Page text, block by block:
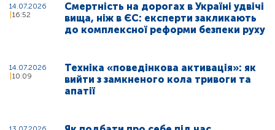
14.07.2026
16:52
Смертність на дорогах в Україні удвічі
вища, ніж в ЄС: експерти закликають
до комплексної реформи безпеки руху
14.07.2026
10:09
Техніка «поведінкова активація»: як
вийти з замкненого кола тривоги та
апатії